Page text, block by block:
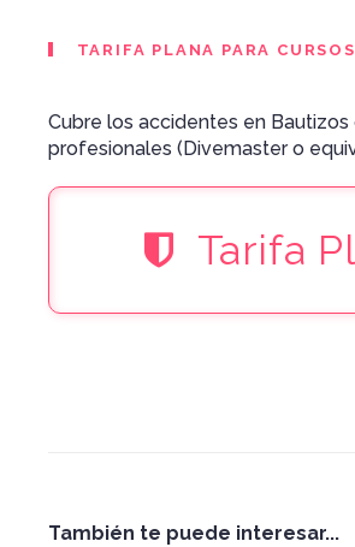
TARIFA PLANA PARA
Cubre los accidentes en
profesionales (Divemaster o
Tarifa
También te puede interesar...